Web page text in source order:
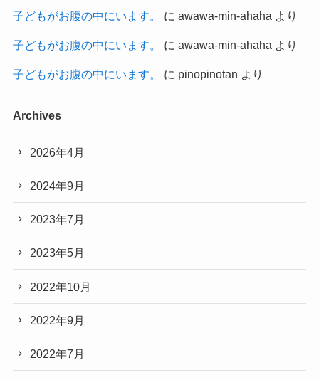
子どもがお腹の中にいます。 に awawa-min-ahaha より
子どもがお腹の中にいます。 に awawa-min-ahaha より
子どもがお腹の中にいます。 に pinopinotan より
Archives
2026年4月
2024年9月
2023年7月
2023年5月
2022年10月
2022年9月
2022年7月